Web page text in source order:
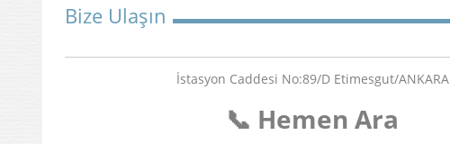
Bize Ulaşın
İstasyon Caddesi No:89/D Etimesgut/ANKARA
📞 Hemen Ara